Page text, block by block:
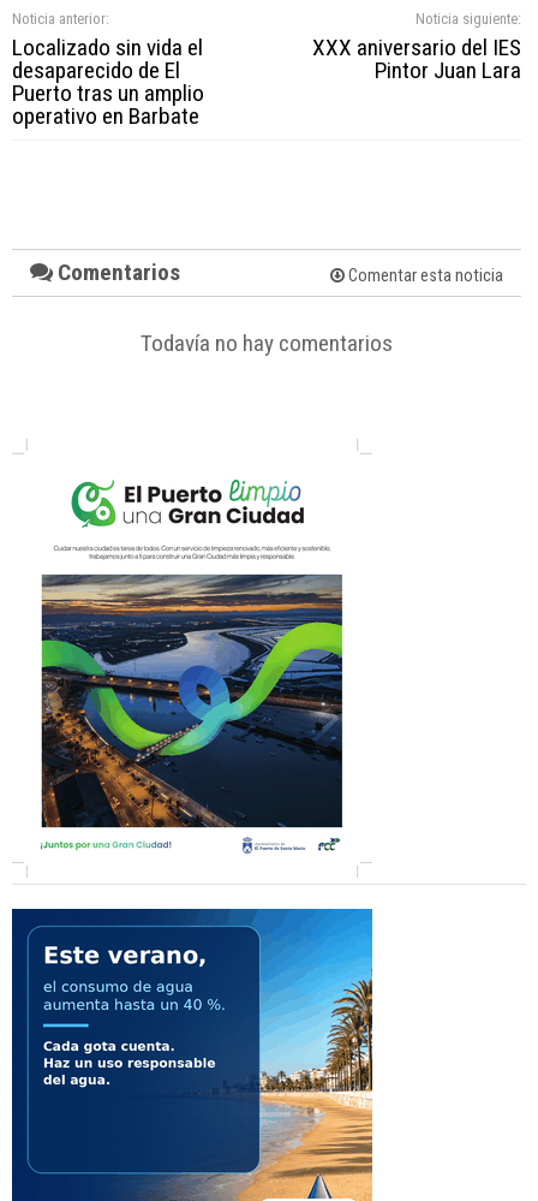
Noticia anterior:
Localizado sin vida el
desaparecido de El
Puerto tras un amplio
operativo en Barbate
Noticia siguiente:
XXX aniversario del IES
Pintor Juan Lara
Comentarios Comentar esta noticia
Todavía no hay comentarios